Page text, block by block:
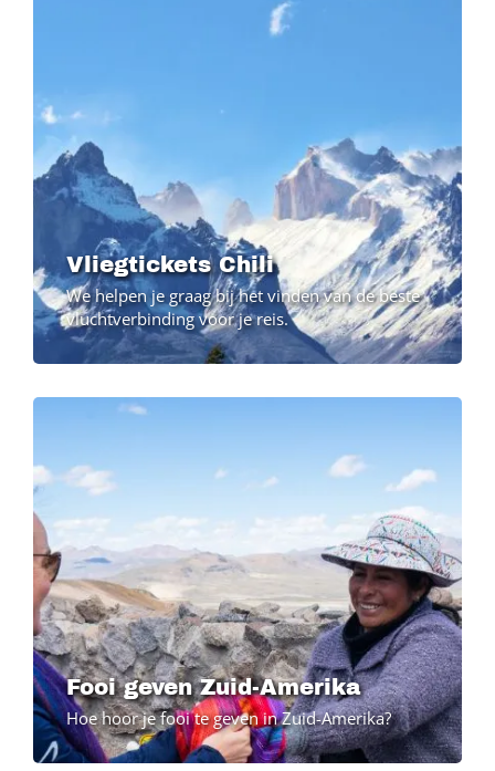
Vliegtickets Chili
We helpen je graag bij het vinden van de beste
vluchtverbinding voor je reis.
Image
Fooi geven Zuid-Amerika
Hoe hoor je fooi te geven in Zuid-Amerika?